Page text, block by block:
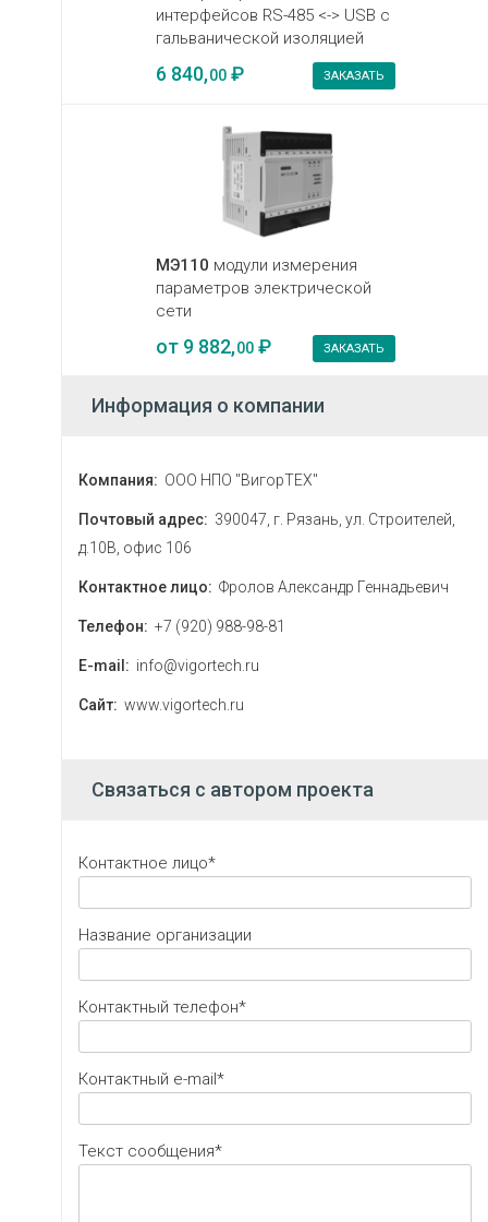
интерфейсов RS-485 <-> USB c
гальванической изоляцией
6 840,00 ₽ ЗАКАЗАТЬ
МЭ110 модули измерения
параметров электрической
сети
от 9 882,00₽ ЗАКАЗАТЬ
Информация о компании
Компания: ООО НПО "ВигорТЕХ"
Почтовый адрес: 390047, г. Рязань, ул. Строителей,
д.10В, офис 106
Контактное лицо: Фролов Александр Геннадьевич
Телефон: +7 (920) 988-98-81
E-mail: info@vigortech.ru
Сайт: www.vigortech.ru
Связаться с автором проекта
Контактное лицо*
Название организации
Контактный телефон*
Контактный e-mail*
Текст сообщения*